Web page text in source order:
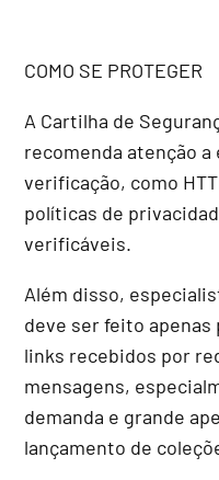
COMO SE PROTEGER
A Cartilha de
recomenda atenção
verificação, como
políticas de
verificáveis.
Além disso,
deve ser feito
links recebidos por
mensagens,
demanda e grande
lançamento de